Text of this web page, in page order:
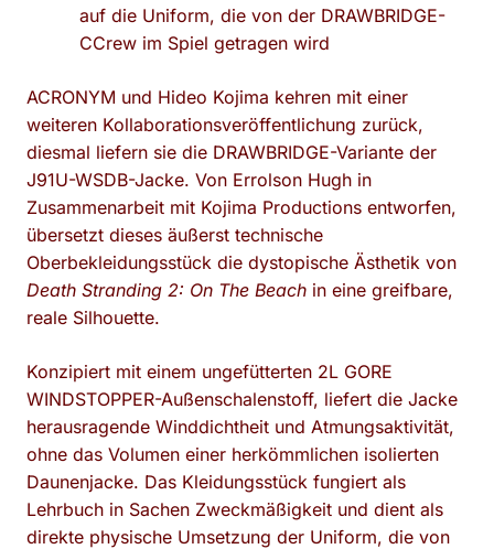
auf die Uniform, die von der DRAWBRIDGE-
CCrew im Spiel getragen wird
ACRONYM und Hideo Kojima kehren mit einer
weiteren Kollaborationsveröffentlichung zurück,
diesmal liefern sie die DRAWBRIDGE-Variante der
J91U-WSDB-Jacke. Von Errolson Hugh in
Zusammenarbeit mit Kojima Productions entworfen,
übersetzt dieses äußerst technische
Oberbekleidungsstück die dystopische Ästhetik von
Death Stranding 2: On The Beach in eine greifbare,
reale Silhouette.
Konzipiert mit einem ungefütterten 2L GORE
WINDSTOPPER-Außenschalenstoff, liefert die Jacke
herausragende Winddichtheit und Atmungsaktivität,
ohne das Volumen einer herkömmlichen isolierten
Daunenjacke. Das Kleidungsstück fungiert als
Lehrbuch in Sachen Zweckmäßigkeit und dient als
direkte physische Umsetzung der Uniform, die von